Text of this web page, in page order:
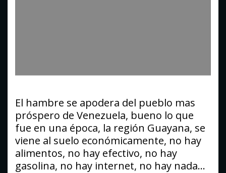
El hambre se apodera del pueblo mas
próspero de Venezuela, bueno lo que
fue en una época, la región Guayana, se
viene al suelo económicamente, no hay
alimentos, no hay efectivo, no hay
gasolina, no hay internet, no hay nada…